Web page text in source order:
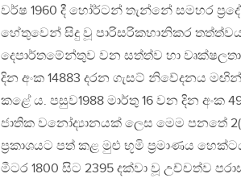
වර්ෂ 1960 දී හෝර්ටන් තැන්නේ සමහර
හේතුවෙන් සිදු වූ පාරිසරිකහානිකර
දෙපාර්තමේන්තුව වන සත්ත්ව හා
දින අංක 14883 දරන ගැසට් නිවේදනය
කළේ ය. පසුව1988 මාර්තු 16 වන දින
ජාතික වනෝද්‍යානයක් ලෙස මෙම පනතේ
ප‍්‍රකාශයට පත් කළ මුළු භූමි ප‍්‍රමාණය
මීටර 1800 සිට 2395 දක්වා වූ උච්චත්ව